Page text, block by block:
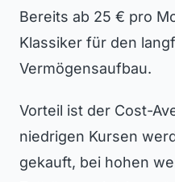
Bereits ab 25 € pro
Klassiker für den
Vermögensaufbau.
Vorteil ist der Cost-
niedrigen Kursen
gekauft, bei hohen